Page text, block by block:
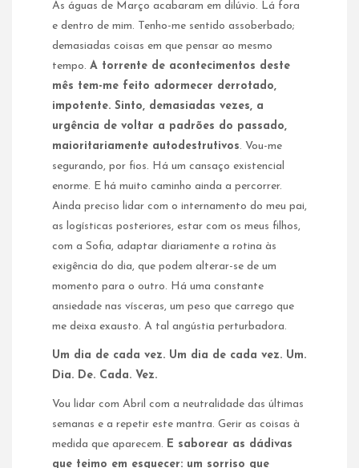
As águas de Março acabaram em dilúvio. Lá fora
e dentro de mim. Tenho-me sentido assoberbado;
demasiadas coisas em que pensar ao mesmo
tempo. A torrente de acontecimentos deste
mês tem-me feito adormecer derrotado,
impotente. Sinto, demasiadas vezes, a
urgência de voltar a padrões do passado,
maioritariamente autodestrutivos. Vou-me
segurando, por fios. Há um cansaço existencial
enorme. E há muito caminho ainda a percorrer.
Ainda preciso lidar com o internamento do meu pai,
as logísticas posteriores, estar com os meus filhos,
com a Sofia, adaptar diariamente a rotina às
exigência do dia, que podem alterar-se de um
momento para o outro. Há uma constante
ansiedade nas vísceras, um peso que carrego que
me deixa exausto. A tal angústia perturbadora.
Um dia de cada vez. Um dia de cada vez. Um.
Dia. De. Cada. Vez.
Vou lidar com Abril com a neutralidade das últimas
semanas e a repetir este mantra. Gerir as coisas à
medida que aparecem. E saborear as dádivas
que teimo em esquecer: um sorriso que